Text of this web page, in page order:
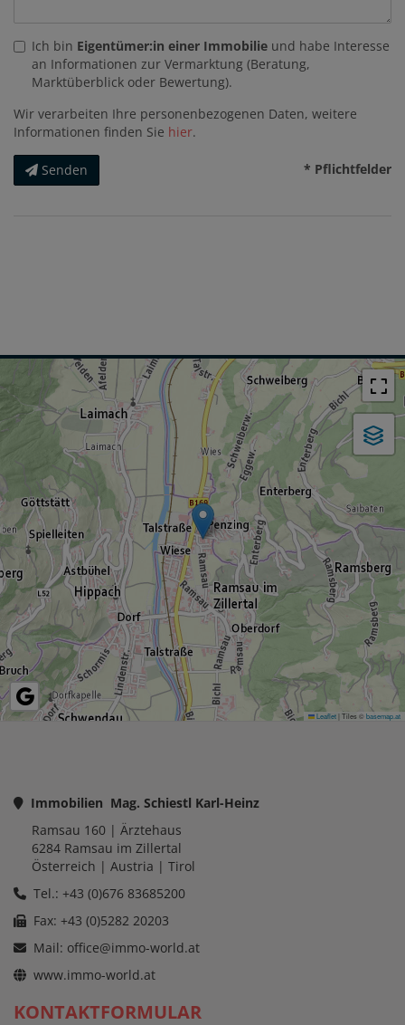
Ich bin Eigentümer:in einer Immobilie und habe Interesse
an Informationen zur Vermarktung (Beratung,
Marktüberblick oder Bewertung).
Wir verarbeiten Ihre personenbezogenen Daten, weitere
Informationen finden Sie hier.
Senden * Pflichtfelder
Leaflet|Tiles ©basemap.at
Immobilien Mag. Schiestl Karl-Heinz
Ramsau 160 | Ärztehaus
6284 Ramsau im Zillertal
Österreich | Austria | Tirol
Tel.: +43 (0)676 83685200
Fax: +43 (0)5282 20203
Mail: office@immo-world.at
www.immo-world.at
KONTAKTFORMULAR